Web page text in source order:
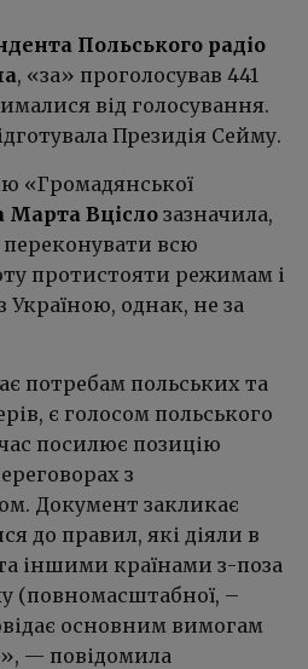
Польського радіо
, «за» проголосував 441
від голосування.
Президія Сейму.
«Громадянської
Марта Вцісло зазначила,
всю
протистояти режимам і
однак, не за
потребам польських та
є голосом польського
посилює позицію
з
Документ закликає
до правил, які діяли в
іншими країнами з-поза
(повномасштабної, –
основним вимогам
— повідомила